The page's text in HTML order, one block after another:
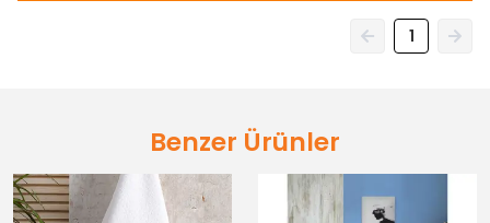
1
Benzer Ürünler